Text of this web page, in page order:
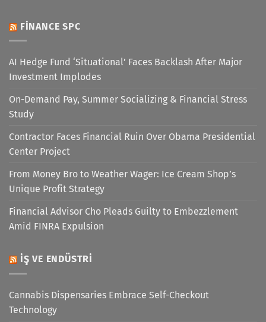
FINANCE SPC
AI Hedge Fund ‘Situational’ Faces Backlash After Major
Investment Implodes
On-Demand Pay, Summer Socializing & Financial Stress
Study
Contractor Faces Financial Ruin Over Obama Presidential
Center Project
From Money Bro to Weather Wager: Ice Cream Shop’s
Unique Profit Strategy
Financial Advisor Cho Pleads Guilty to Embezzlement
Amid FINRA Expulsion
İŞ VE ENDÜSTRI
Cannabis Dispensaries Embrace Self-Checkout
Technology